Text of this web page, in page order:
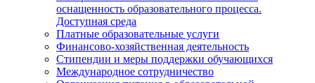
оснащенность образовательного процесса.
Доступная среда
Платные образовательные услуги
Финансово-хозяйственная деятельность
Стипендии и меры поддержки обучающихся
Международное сотрудничество